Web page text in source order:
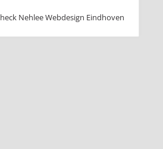
Nehlee Webdesign Eindhoven